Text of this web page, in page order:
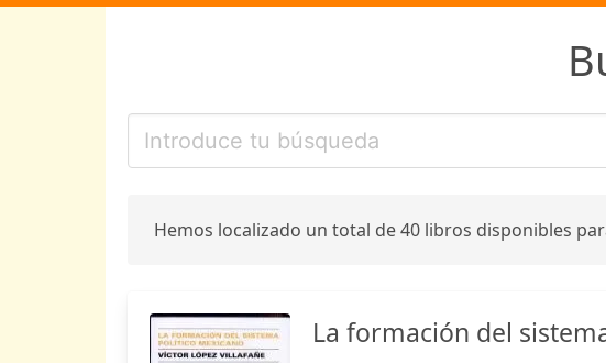
Hemos localizado un total de 40 libros disponibles
La formación del